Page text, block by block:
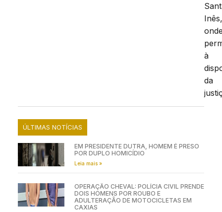
à
da
ÚLTIMAS NOTÍCIAS
EM PRESIDENTE DUTRA, HOMEM É PRESO
POR DUPLO HOMICÍDIO
Leia mais »
OPERAÇÃO CHEVAL: POLÍCIA CIVIL PRENDE
DOIS HOMENS POR ROUBO E
ADULTERAÇÃO DE MOTOCICLETAS EM
CAXIAS